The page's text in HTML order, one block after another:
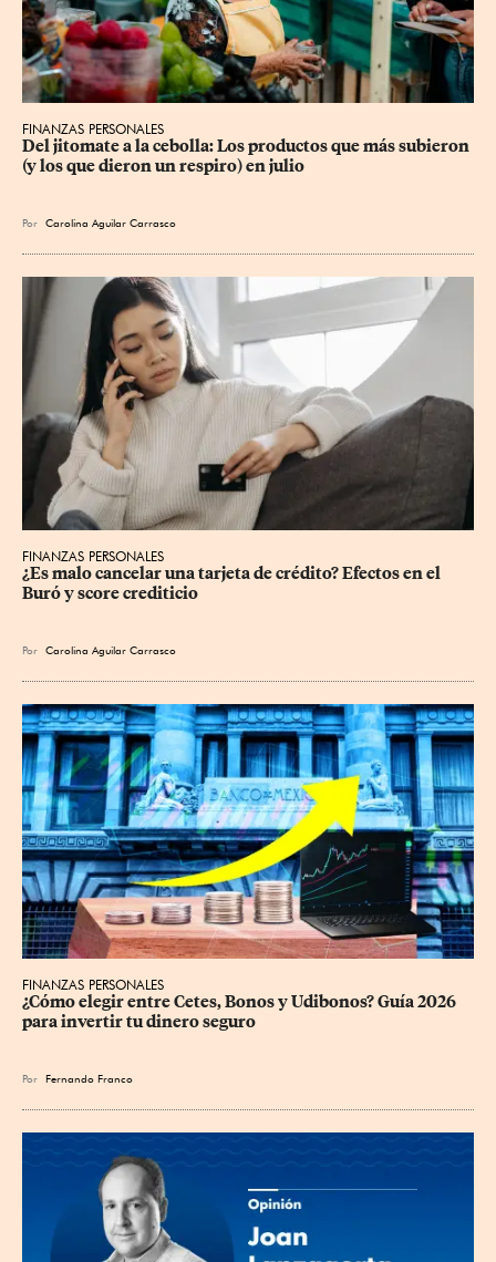
FINANZAS PERSONALES
Del jitomate a la cebolla: Los productos que más subieron
(y los que dieron un respiro) en julio
Por Carolina Aguilar Carrasco
FINANZAS PERSONALES
¿Es malo cancelar una tarjeta de crédito? Efectos en el
Buró y score crediticio
Por Carolina Aguilar Carrasco
FINANZAS PERSONALES
¿Cómo elegir entre Cetes, Bonos y Udibonos? Guía 2026
para invertir tu dinero seguro
Por Fernando Franco